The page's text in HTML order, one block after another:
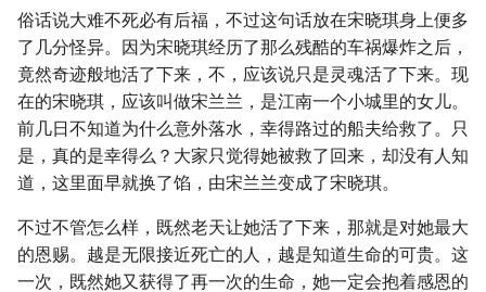
俗话说大难不死必有后福，不过这句话放在宋晓琪身上便多
了几分怪异。因为宋晓琪经历了那么残酷的车祸爆炸之后，
竟然奇迹般地活了下来，不，应该说只是灵魂活了下来。现
在的宋晓琪，应该叫做宋兰兰，是江南一个小城里的女儿。
前几日不知道为什么意外落水，幸得路过的船夫给救了。只
是，真的是幸得么？大家只觉得她被救了回来，却没有人知
道，这里面早就换了馅，由宋兰兰变成了宋晓琪。
不过不管怎么样，既然老天让她活了下来，那就是对她最大
的恩赐。越是无限接近死亡的人，越是知道生命的可贵。这
一次，既然她又获得了再一次的生命，她一定会抱着感恩的